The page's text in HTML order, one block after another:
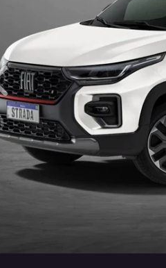
Anterior